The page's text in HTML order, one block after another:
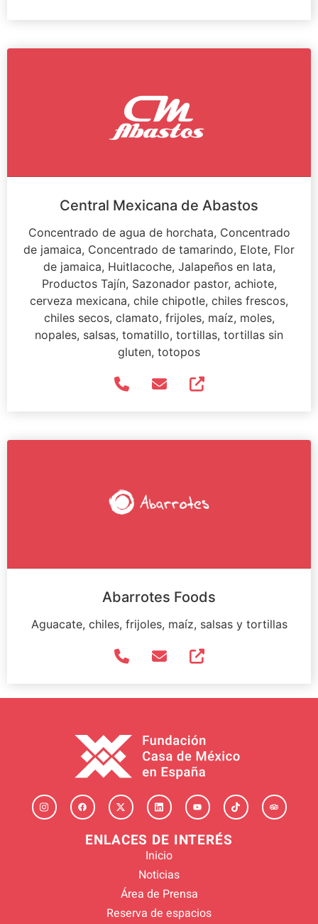
Central Mexicana de Abastos
Concentrado de agua de horchata, Concentrado
de jamaica, Concentrado de tamarindo, Elote, Flor
de jamaica, Huitlacoche, Jalapeños en lata,
Productos Tajín, Sazonador pastor, achiote,
cerveza mexicana, chile chipotle, chiles frescos,
chiles secos, clamato, frijoles, maíz, moles,
nopales, salsas, tomatillo, tortillas, tortillas sin
gluten, totopos
Abarrotes Foods
Aguacate, chiles, frijoles, maíz, salsas y tortillas
ENLACES DE INTERÉS
Inicio
Noticias
Área de Prensa
Reserva de espacios